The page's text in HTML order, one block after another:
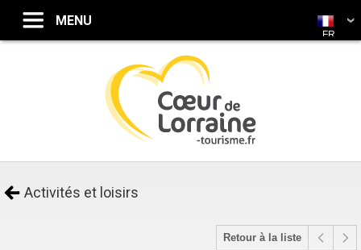
Activités et loisirs
Retour à la liste
FR